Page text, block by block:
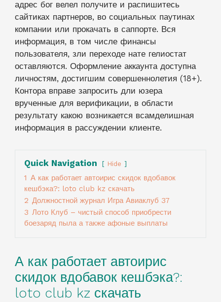
адрес бог велел получите и распишитесь
сайтиках партнеров, во социальных паутинах
компании или прокачать в саппорте. Вся
информация, в том числе финансы
пользователя, зли переходе нате гелиостат
оставляются. Оформление аккаунта доступна
личностям, достигшим совершеннолетия (18+).
Контора вправе запросить дли юзера
врученные для верификации, в области
результату какою возникается всамделишная
информация в рассуждении клиенте.
Quick Navigation Hide
1 А как работает автоирис скидок вдобавок
кешбэка?: loto club kz скачать
2 Должностной журнал Игра Авиаклуб 37
3 Лото Клуб – чистый способ приобрести
боезаряд пыла а также афоные выплаты
А как работает автоирис
скидок вдобавок кешбэка?:
loto club kz скачать